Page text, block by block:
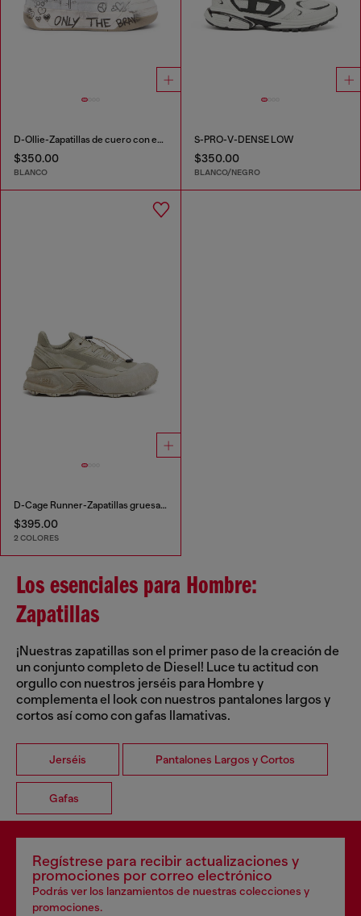
D-Ollie-Zapatillas de cuero con estampado de graffiti
$350.00
BLANCO
S-PRO-V-DENSE LOW
$350.00
BLANCO/NEGRO
D-Cage Runner-Zapatillas gruesas en ripstop
$395.00
2 COLORES
Los esenciales para Hombre:
Zapatillas
¡Nuestras zapatillas son el primer paso de la creación de
un conjunto completo de Diesel! Luce tu actitud con
orgullo con nuestros jerséis para Hombre y
complementa el look con nuestros pantalones largos y
cortos así como con gafas llamativas.
Jerséis Pantalones Largos y Cortos
Gafas
Regístrese para recibir actualizaciones y
promociones por correo electrónico
Podrás ver los lanzamientos de nuestras colecciones y
promociones.